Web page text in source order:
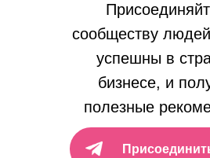
сообществу
успешны в
бизнесе, и
полезные